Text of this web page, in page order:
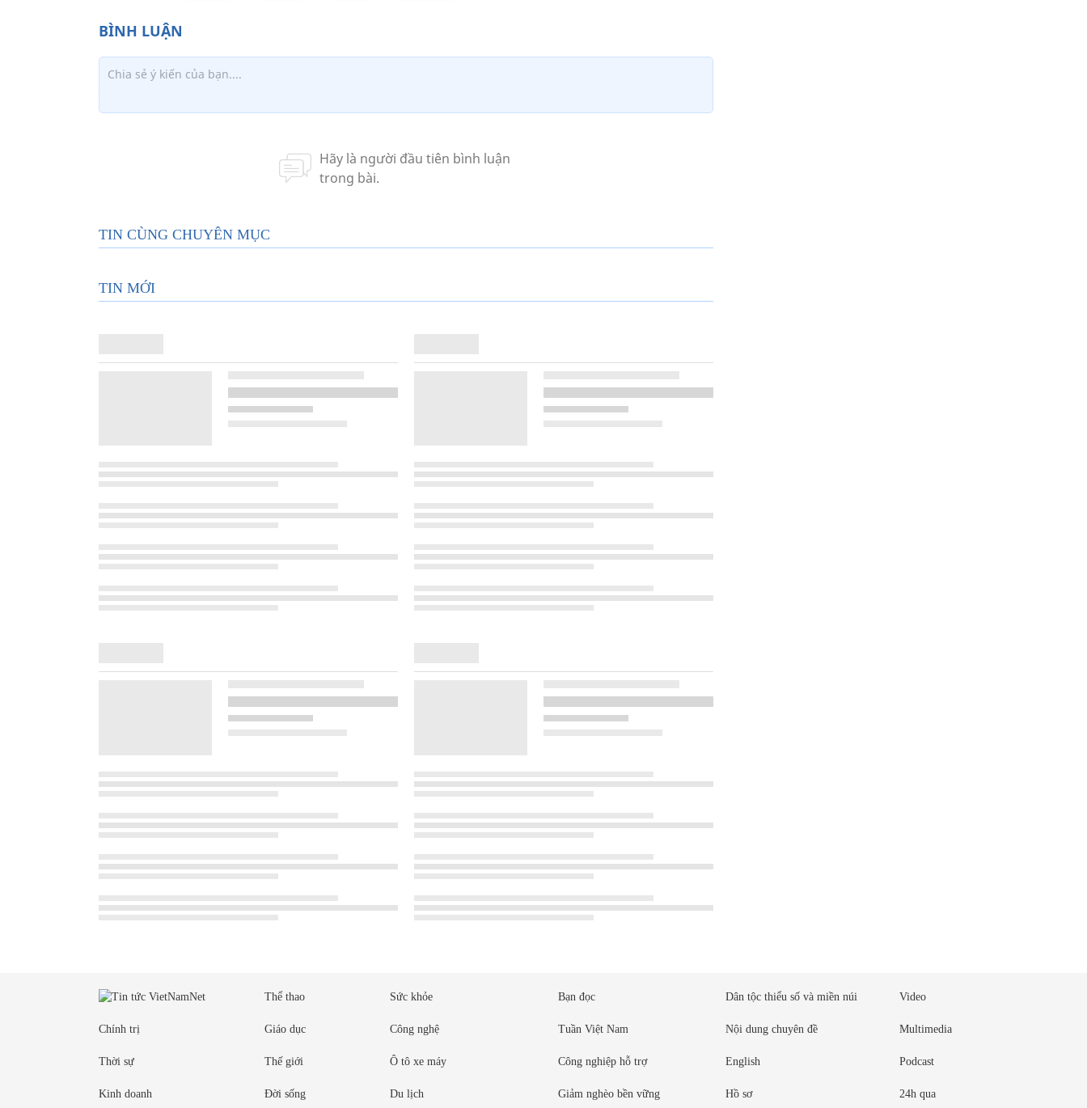
TIN CÙNG CHUYÊN MỤC
TIN MỚI
Chính trị
Thời sự
Kinh doanh
Thể thao
Giáo dục
Thế giới
Đời sống
Sức khỏe
Công nghệ
Ô tô xe máy
Du lịch
Bạn đọc
Tuần Việt Nam
Công nghiệp hỗ trợ
Giảm nghèo bền vững
Dân tộc thiểu số và miền núi
Nội dung chuyên đề
English
Hồ sơ
Video
Multimedia
Podcast
24h qua